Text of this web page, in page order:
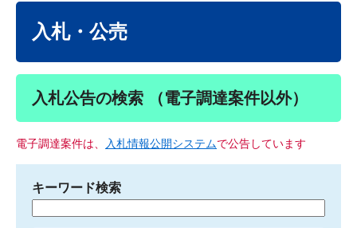
入札・公売
入札公告の検索 （電子調達案件以外）
電子調達案件は、 入札情報公開システムで公告しています
キーワード検索